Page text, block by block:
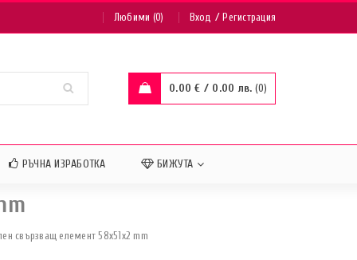
Любими (0) Вход /Регистрация
0.00€ / 0.00 лв. 0
РЪЧНА ИЗРАБОТКА БИЖУТА
свързващ елемент 58x51x2 mm